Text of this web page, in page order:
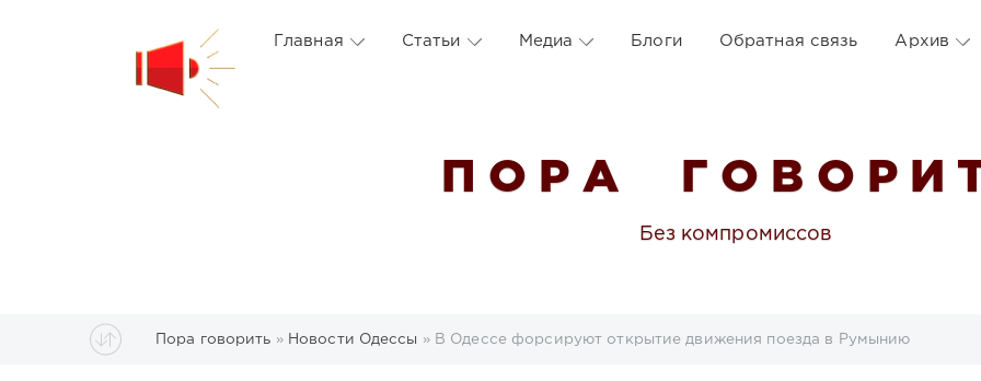
Главная Статьи Медиа Блоги Обратная связь Архив
П О Р А Г О В О Р И
Без компромиссов
Пора говорить » Новости Одессы » В Одессе форсируют открытие движения поезда в Румынию